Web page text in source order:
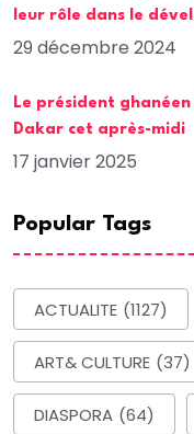
leur rôle dans le
29 décembre 2024
Le président
Dakar cet après-midi
17 janvier 2025
Popular Tags
ACTUALITE (1127)
ART& CULTURE (37)
DIASPORA (64)